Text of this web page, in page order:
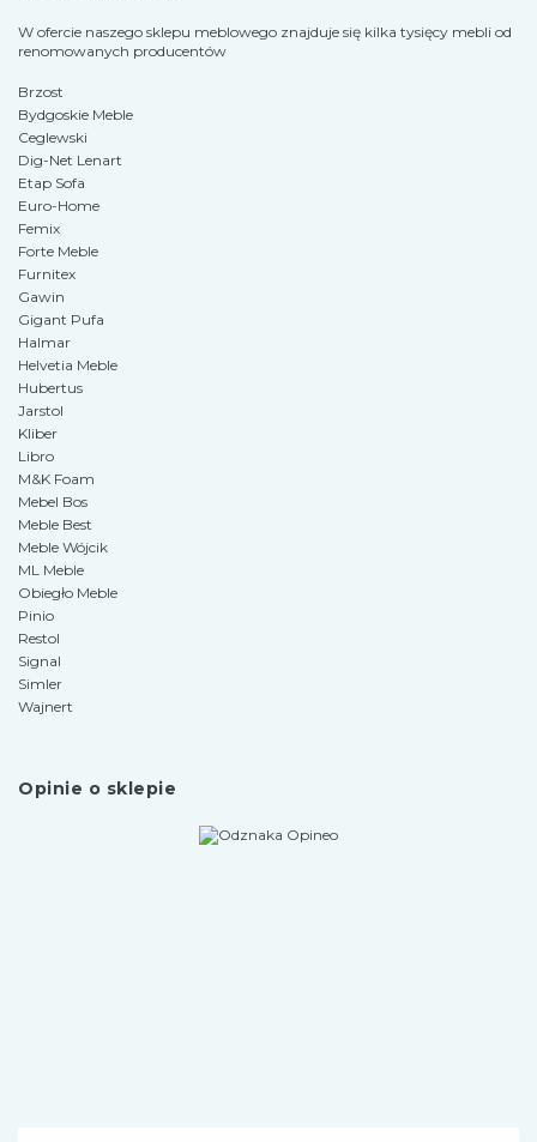
W ofercie naszego sklepu meblowego znajduje się kilka tysięcy mebli od
renomowanych producentów
Brzost
Bydgoskie Meble
Ceglewski
Dig-Net Lenart
Etap Sofa
Euro-Home
Femix
Forte Meble
Furnitex
Gawin
Gigant Pufa
Halmar
Helvetia Meble
Hubertus
Jarstol
Kliber
Libro
M&K Foam
Mebel Bos
Meble Best
Meble Wójcik
ML Meble
Obiegło Meble
Pinio
Restol
Signal
Simler
Wajnert
Opinie o sklepie